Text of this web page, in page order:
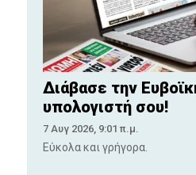
Διάβασε την
υπολογιστή σου!
7 Αυγ 2026, 9:01 π.μ.
Εύκολα και γρήγορα.